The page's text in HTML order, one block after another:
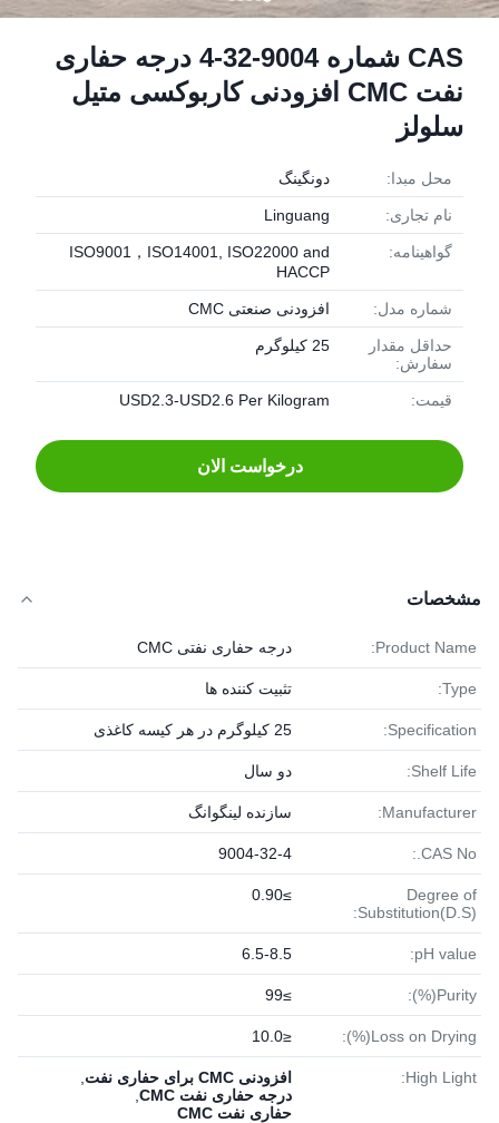
CAS شماره 9004-32-4 درجه حفاری
نفت CMC افزودنی کاربوکسی متیل
سلولز
محل مبدا: دونگينگ
نام تجاری: Linguang
گواهینامه:
ISO9001，ISO14001, ISO22000 and
HACCP
شماره مدل: افزودنی صنعتی CMC
حداقل مقدار
سفارش:
25 کیلوگرم
قیمت: USD2.3-USD2.6 Per Kilogram
درخواست الان
مشخصات
Product Name: درجه حفاری نفتی CMC
Type: تثبیت کننده ها
Specification: 25 کیلوگرم در هر کیسه کاغذی
Shelf Life: دو سال
Manufacturer: سازنده لینگوانگ
CAS No.:
9004-32-4
Degree of
Substitution(D.S):
≥0.90
pH value:
6.5-8.5
Purity(%):
≥99
Loss on Drying(%):
≤10.0
High Light: افزودنی CMC برای حفاری نفت
درجه حفاری نفت CMC
حفاری نفت CMC